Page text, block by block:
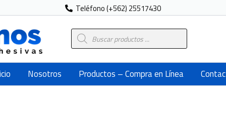
Teléfono (+562) 25517430
Búsqueda
de
Nosotros Productos – Compra en Línea